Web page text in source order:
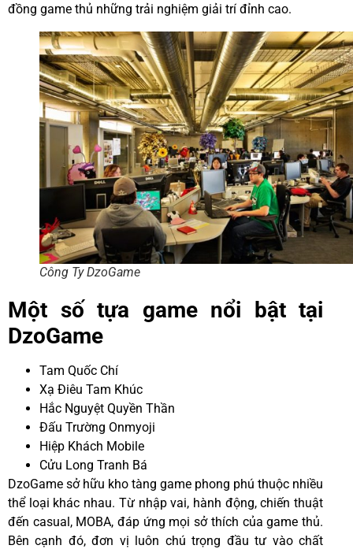
đồng game thủ những trải nghiệm giải trí đỉnh cao.
Công Ty DzoGame
Một số tựa game nổi bật tại
DzoGame
Tam Quốc Chí
Xạ Điêu Tam Khúc
Hắc Nguyệt Quyền Thần
Đấu Trường Onmyoji
Hiệp Khách Mobile
Cửu Long Tranh Bá
DzoGame sở hữu kho tàng game phong phú thuộc nhiều
thể loại khác nhau. Từ nhập vai, hành động, chiến thuật
đến casual, MOBA, đáp ứng mọi sở thích của game thủ.
Bên cạnh đó, đơn vị luôn chú trọng đầu tư vào chất